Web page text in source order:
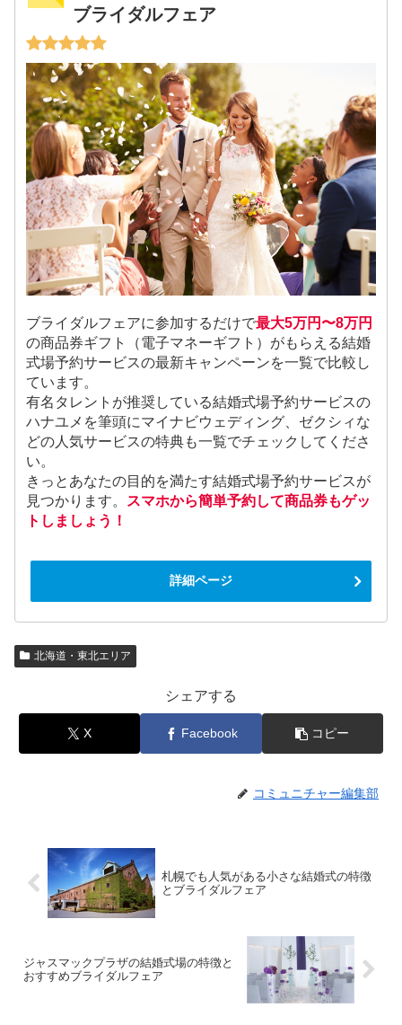
ブライダルフェア
ブライダルフェアに参加するだけで最大5万円〜8万円
の商品券ギフト（電子マネーギフト）がもらえる結婚
式場予約サービスの最新キャンペーンを一覧で比較し
ています。
有名タレントが推奨している結婚式場予約サービスの
ハナユメを筆頭にマイナビウェディング、ゼクシィな
どの人気サービスの特典も一覧でチェックしてくださ
い。
きっとあなたの目的を満たす結婚式場予約サービスが
見つかります。 スマホから簡単予約して商品券もゲッ
トしましょう！
詳細ページ
北海道・東北エリア
シェアする
X Facebook コピー
コミュニチャー編集部
札幌でも人気がある小さな結婚式の特徴
とブライダルフェア
ジャスマックプラザの結婚式場の特徴と
おすすめブライダルフェア